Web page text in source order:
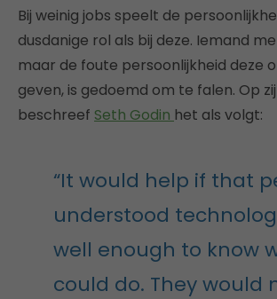
Bij weinig jobs speelt de
dusdanige rol als bij deze. Iemand
maar de foute persoonlijkheid deze
geven, is gedoemd om te falen. Op
beschreef Seth Godin het als volgt:
“It would help if that
understood
well enough to know
could do. They would